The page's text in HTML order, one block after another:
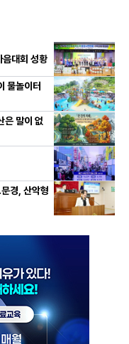
음대회 성황
물놀이터
은 말이 없
경, 산악형